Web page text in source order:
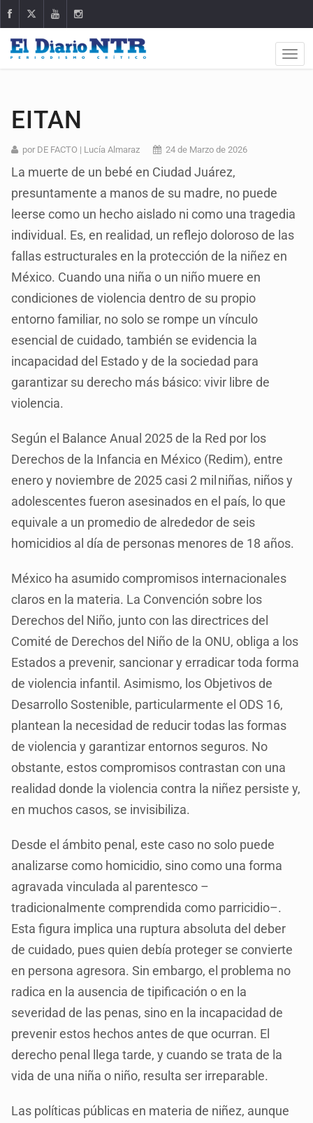
EITAN
por DE FACTO | Lucía Almaraz 24 de Marzo de 2026
La muerte de un bebé en Ciudad Juárez,
presuntamente a manos de su madre, no puede
leerse como un hecho aislado ni como una tragedia
individual. Es, en realidad, un reflejo doloroso de las
fallas estructurales en la protección de la niñez en
México. Cuando una niña o un niño muere en
condiciones de violencia dentro de su propio
entorno familiar, no solo se rompe un vínculo
esencial de cuidado, también se evidencia la
incapacidad del Estado y de la sociedad para
garantizar su derecho más básico: vivir libre de
violencia.
Según el Balance Anual 2025 de la Red por los
Derechos de la Infancia en México (Redim), entre
enero y noviembre de 2025 casi 2 mil niñas, niños y
adolescentes fueron asesinados en el país, lo que
equivale a un promedio de alrededor de seis
homicidios al día de personas menores de 18 años.
México ha asumido compromisos internacionales
claros en la materia. La Convención sobre los
Derechos del Niño, junto con las directrices del
Comité de Derechos del Niño de la ONU, obliga a los
Estados a prevenir, sancionar y erradicar toda forma
de violencia infantil. Asimismo, los Objetivos de
Desarrollo Sostenible, particularmente el ODS 16,
plantean la necesidad de reducir todas las formas
de violencia y garantizar entornos seguros. No
obstante, estos compromisos contrastan con una
realidad donde la violencia contra la niñez persiste y,
en muchos casos, se invisibiliza.
Desde el ámbito penal, este caso no solo puede
analizarse como homicidio, sino como una forma
agravada vinculada al parentesco –
tradicionalmente comprendida como parricidio–.
Esta figura implica una ruptura absoluta del deber
de cuidado, pues quien debía proteger se convierte
en persona agresora. Sin embargo, el problema no
radica en la ausencia de tipificación o en la
severidad de las penas, sino en la incapacidad de
prevenir estos hechos antes de que ocurran. El
derecho penal llega tarde, y cuando se trata de la
vida de una niña o niño, resulta ser irreparable.
Las políticas públicas en materia de niñez, aunque